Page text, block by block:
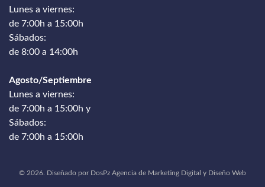
Lunes a viernes:
de 7:00h a 15:00h
Sábados:
de 8:00 a 14:00h
Agosto/Septiembre
Lunes a viernes:
de 7:00h a 15:00h y
Sábados:
de 7:00h a 15:00h
© 2026 Diseñado por DosPz Agencia de Marketing Digital y Diseño Web